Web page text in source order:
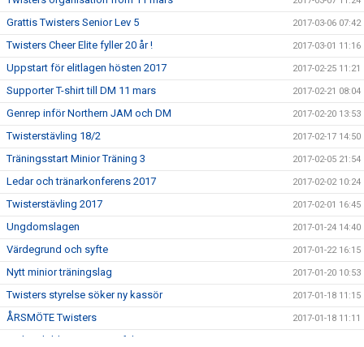
Grattis Twisters Senior Lev 5 2017-03-06 07:42
Twisters Cheer Elite fyller 20 år ! 2017-03-01 11:16
Uppstart för elitlagen hösten 2017 2017-02-25 11:21
Supporter T-shirt till DM 11 mars 2017-02-21 08:04
Genrep inför Northern JAM och DM 2017-02-20 13:53
Twisterstävling 18/2 2017-02-17 14:50
Träningsstart Minior Träning 3 2017-02-05 21:54
Ledar och tränarkonferens 2017 2017-02-02 10:24
Twisterstävling 2017 2017-02-01 16:45
Ungdomslagen 2017-01-24 14:40
Värdegrund och syfte 2017-01-22 16:15
Nytt minior träningslag 2017-01-20 10:53
Twisters styrelse söker ny kassör 2017-01-18 11:15
ÅRSMÖTE Twisters 2017-01-18 11:11
Ledarutbildning SISU 11 februari